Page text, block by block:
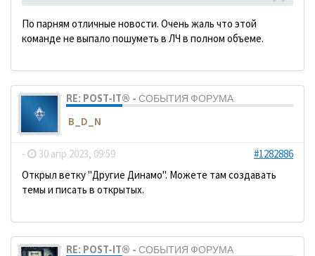
По парням отличные новости. Очень жаль что этой
команде не выпало пошуметь в ЛЧ в полном объеме.
RE: POST-IT® - СОБЫТИЯ ФОРУМА
B_D_N
- 30 апр 2023, 09:59
#1282886
Открыл ветку "Другие Динамо". Можете там создавать
темы и писать в открытых.
RE: POST-IT® - СОБЫТИЯ ФОРУМА